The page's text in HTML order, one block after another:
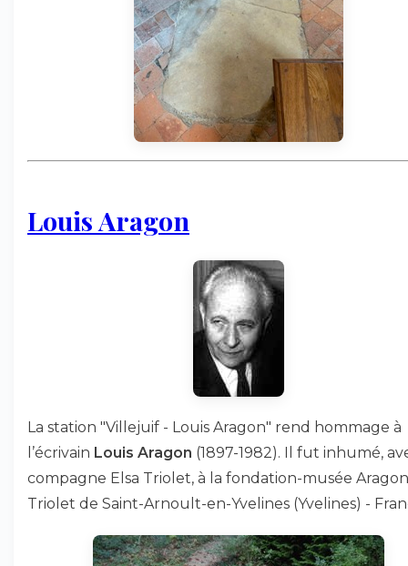
Louis Aragon
La station "Villejuif - Louis Aragon" rend hommage à
l’écrivain Louis Aragon (1897-1982). Il fut inhumé,
compagne Elsa Triolet, à la fondation-musée
Triolet de Saint-Arnoult-en-Yvelines (Yvelines) -